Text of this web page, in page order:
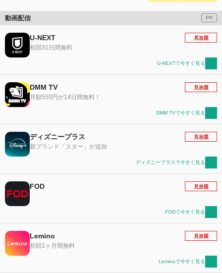
動画配信 PR
U-NEXT
初回31日間無料
見放題
U-NEXTで今すぐ見る
DMM TV
月額550円が14日間無料！
見放題
DMM TVで今すぐ見る
ディズニープラス
新ブランド「スター」が追加
見放題
ディズニープラスで今すぐ見る
FOD 見放題
FODで今すぐ見る
Lemino
初回1ヶ月間無料
見放題
Leminoで今すぐ見る